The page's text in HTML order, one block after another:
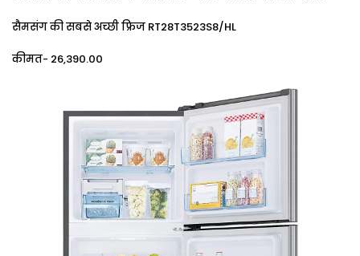
सैमसंग की सबसे अच्छी फ्रिज RT28T3523S8/HL
कीमत- ₹26,390.00